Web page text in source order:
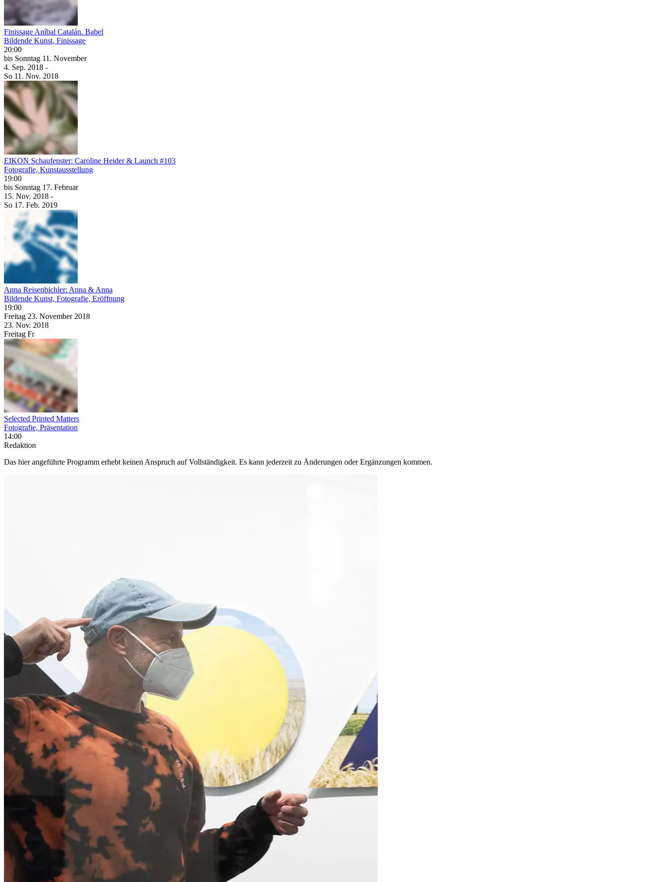
Finissage Aníbal Catalán. Babel
Bildende Kunst, Finissage
20:00
bis Sonntag 11. November
4. Sep. 2018 -
So 11. Nov. 2018
EIKON Schaufenster: Caroline Heider & Launch #103
Fotografie, Kunstausstellung
19:00
bis Sonntag 17. Februar
15. Nov. 2018 -
So 17. Feb. 2019
Anna Reisenbichler: Anna & Anna
Bildende Kunst, Fotografie, Eröffnung
19:00
Freitag 23. November 2018
23. Nov. 2018
Freitag Fr
Selected Printed Matters
Fotografie, Präsentation
14:00
Redaktion
Das hier angeführte Programm erhebt keinen Anspruch auf Vollständigkeit. Es kann jederzeit zu Änderungen oder Ergänzungen kommen.